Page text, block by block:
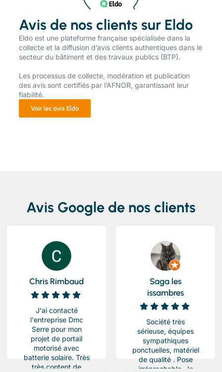
Avis de nos clients sur Eldo
​Eldo est une plateforme française spécialisée dans la
collecte et la diffusion d’avis clients authentiques dans le
secteur du bâtiment et des travaux publics (BTP).
Les processus de collecte, modération et publication
des avis sont certifiés par l’AFNOR, garantissant leur
fiabilité.
Voir les avis Eldo
Avis Google de nos clients
Chris Rimbaud
J'ai contacté
l'entreprise Dmc
Serre pour mon
projet de portail
motorisé avec
batterie solaire. Très
très content de
Saga les
issambres
Société très
sérieuse, équipes
sympathiques
ponctuelles, matériel
de qualité . Pose
irréprochable. Je